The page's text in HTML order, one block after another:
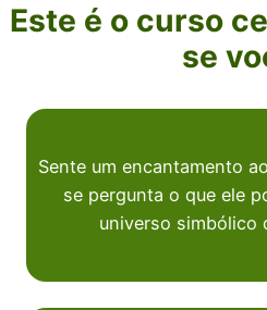
Este é o curso
se
Sente um encantamento
se pergunta o que ele
universo simbólico